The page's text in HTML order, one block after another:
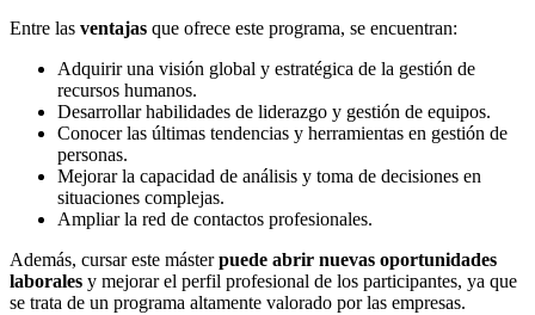
Entre las ventajas que ofrece este programa, se encuentran:
Adquirir una visión global y estratégica de la gestión de
recursos humanos.
Desarrollar habilidades de liderazgo y gestión de equipos.
Conocer las últimas tendencias y herramientas en gestión de
personas.
Mejorar la capacidad de análisis y toma de decisiones en
situaciones complejas.
Ampliar la red de contactos profesionales.
Además, cursar este másterpuede abrir nuevas oportunidades
laborales y mejorar el perfil profesional de los participantes, ya que
se trata de un programa altamente valorado por las empresas.